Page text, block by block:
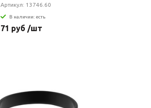
Артикул: 13746.60
В наличии: есть
71 руб /шт